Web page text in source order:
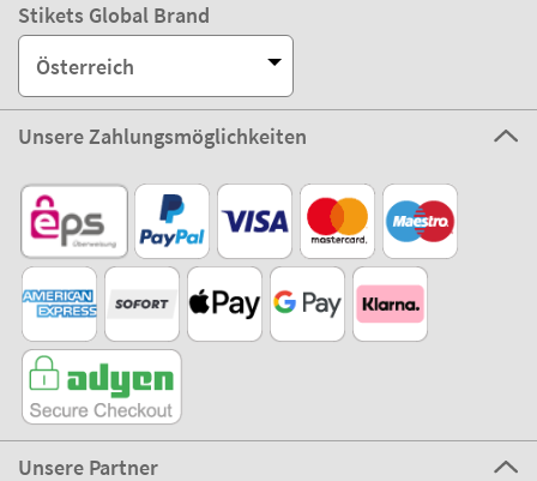
Stikets Global Brand
Österreich
Unsere Zahlungsmöglichkeiten
Unsere Partner